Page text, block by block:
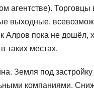
агентстве).
выходные,
Алров пока не дошёл,
таких местах.
Земля под застройку
компаниями.